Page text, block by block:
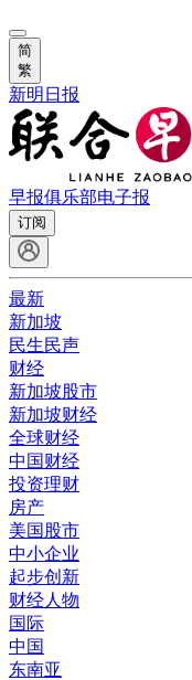
简
繁
新明日报
早报俱乐部电子报
订阅
最新
新加坡
民生民声
财经
新加坡股市
新加坡财经
全球财经
中国财经
投资理财
房产
美国股市
中小企业
起步创新
财经人物
国际
中国
东南亚